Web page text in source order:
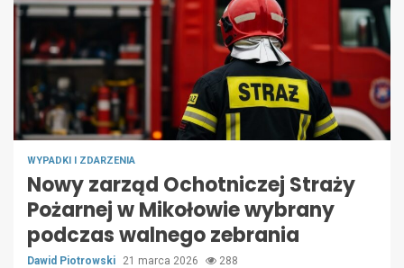
WYPADKI I ZDARZENIA
Nowy zarząd Ochotniczej Straży
Pożarnej w Mikołowie wybrany
podczas walnego zebrania
Dawid Piotrowski 21 marca 2026 288